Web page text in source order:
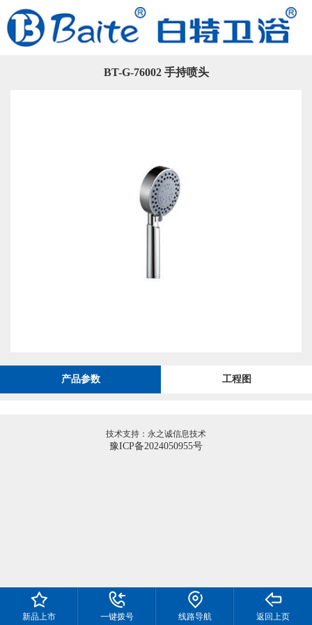
BT-G-76002 手持喷头
产品参数 工程图
技术支持：永之诚信息技术
豫ICP备2024050955号
新品上市 一键拨号 线路导航 返回上页